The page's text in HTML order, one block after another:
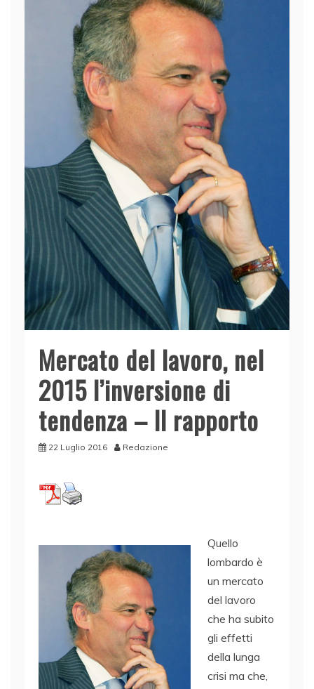
Mercato del lavoro, nel
2015 l’inversione di
tendenza – Il rapporto
22 Luglio 2016 Redazione
Quello
lombardo è
un mercato
del lavoro
che ha subito
gli effetti
della lunga
crisi ma che,